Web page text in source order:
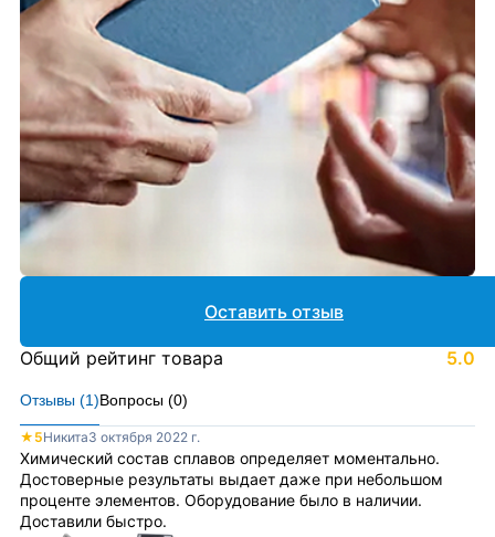
Отзывы (1)Вопросы (0)
★ 5Никита3 октября 2022 г.
Химический состав сплавов определяет моментально.
Достоверные результаты выдает даже при небольшом
проценте элементов. Оборудование было в наличии.
Доставили быстро.
Оставить отзыв
Общий рейтинг товара 5.0